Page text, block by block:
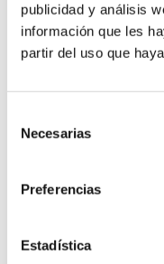
publicidad y análisis
información que les
partir del uso que
Necesarias
Preferencias
Estadística